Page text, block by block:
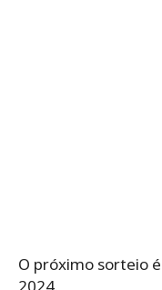
O próximo sorteio